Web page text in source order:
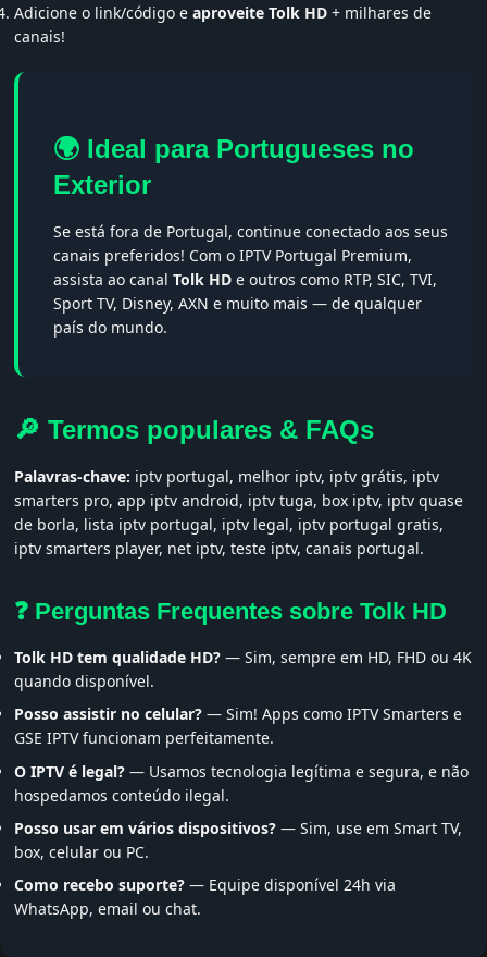
Adicione o link/código eaproveite Tolk HD + milhares de
canais!
🌍 Ideal para Portugueses no
Exterior
Se está fora de Portugal, continue conectado aos seus
canais preferidos! Com o IPTV Portugal Premium,
assista ao canalTolk HD e outros como RTP, SIC, TVI,
Sport TV, Disney, AXN e muito mais — de qualquer
país do mundo.
🔎 Termos populares & FAQs
Palavras-chave: iptv portugal, melhor iptv, iptv grátis, iptv
smarters pro, app iptv android, iptv tuga, box iptv, iptv quase
de borla, lista iptv portugal, iptv legal, iptv portugal gratis,
iptv smarters player, net iptv, teste iptv, canais portugal.
❓ Perguntas Frequentes sobre Tolk HD
Tolk HD tem qualidade HD? — Sim, sempre em HD, FHD ou 4K
quando disponível.
Posso assistir no celular? — Sim! Apps como IPTV Smarters e
GSE IPTV funcionam perfeitamente.
O IPTV é legal? — Usamos tecnologia legítima e segura, e não
hospedamos conteúdo ilegal.
Posso usar em vários dispositivos? — Sim, use em Smart TV,
box, celular ou PC.
Como recebo suporte? — Equipe disponível 24h via
WhatsApp, email ou chat.